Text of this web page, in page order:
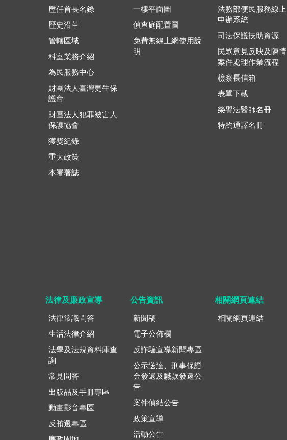
歷任首長名錄
歷史沿革
管轄區域
科室業務介紹
為民服務中心
財團法人臺灣更生保
護會
財團法人犯罪被害人
保護協會
獲獎紀錄
重大政策
本署署誌
一樓平面圖
偵查庭配置圖
免費無線上網使用說
明
法務部便民服務線上
申辦系統
司法保護扶助資源
民眾意見反映及陳情
案件處理作業流程
檢察長信箱
表單下載
榮譽法醫師名冊
特約通譯名冊
法律及廉政宣導
法律常識問答
生活法律介紹
法學及法規資料庫查
詢
常見問答
出版品及手冊專區
動畫影音專區
反賄選專區
公告資訊
新聞稿
電子公佈欄
反詐騙宣導新聞專區
公示送達、刑事保證
金發還及贓款發還公
告
案件偵結公告
政策宣導
活動公告
相關網頁連結
相關網頁連結